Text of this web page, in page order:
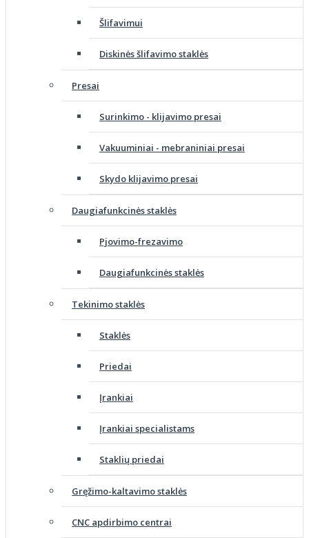
Šlifavimui
Diskinės šlifavimo staklės
Presai
Surinkimo - klijavimo presai
Vakuuminiai - mebraniniai presai
Skydo klijavimo presai
Daugiafunkcinės staklės
Pjovimo-frezavimo
Daugiafunkcinės staklės
Tekinimo staklės
Staklės
Priedai
Įrankiai
Įrankiai specialistams
Staklių priedai
Gręžimo-kaltavimo staklės
CNC apdirbimo centrai